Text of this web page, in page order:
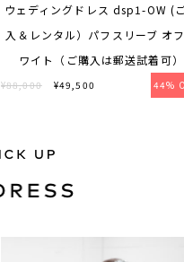
ウェディングドレス dsp1-OW (
入＆レンタル）パフスリーブ オ
ワイト（ご購入は郵送試着可）
¥88,000 ¥49,500 44%